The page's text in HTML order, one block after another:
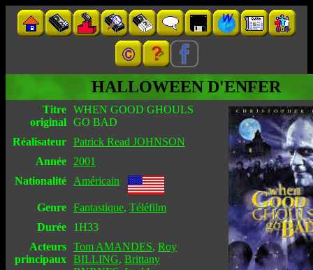
HALLOWEEN D'ENFER
Titre
original
WHEN GOOD GHOULS
GO BAD
Réalisateur Patrick Read JOHNSON
Année
2001
Nationalité
Américain
Genre Fantastique, Téléfilm
Durée
1H33
Acteurs
principaux
Tom AMANDES, Roy
BILLING, Brittany